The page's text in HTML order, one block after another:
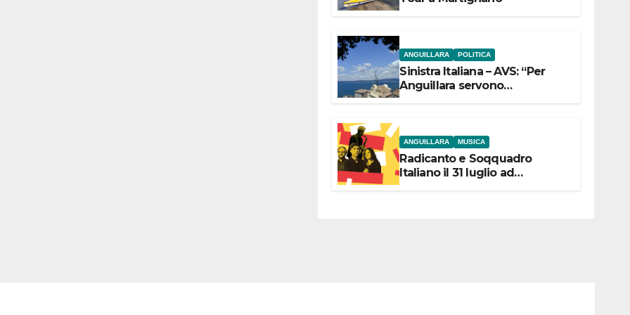
ANGUILLARA POLITICA
Sinistra Italiana – AVS: “Per
Anguillara servono
ANGUILLARA MUSICA
Radicanto e Soqquadro
Italiano il 31 luglio ad